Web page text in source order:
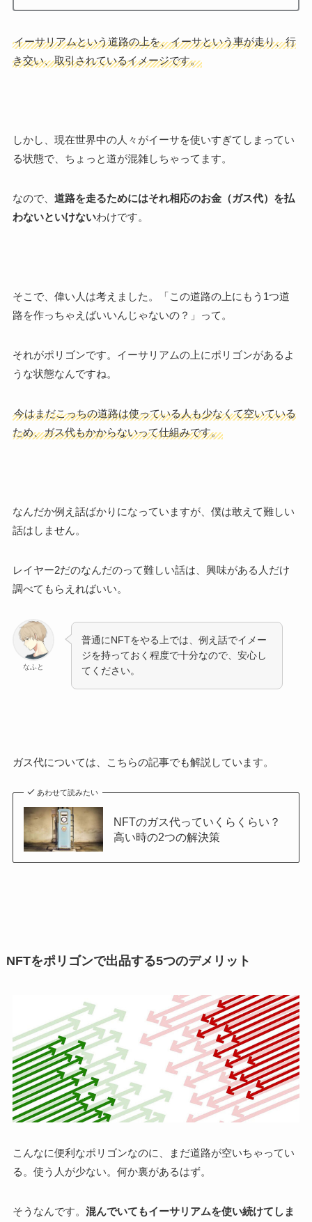
イーサリアムという道路の上を、イーサという車が走り、行
き交い、取引されているイメージです。
しかし、現在世界中の人々がイーサを使いすぎてしまってい
る状態で、ちょっと道が混雑しちゃってます。
なので、 道路を走るためにはそれ相応のお金（ガス代）を払
わないといけないわけです。
そこで、偉い人は考えました。「この道路の上にもう1つ道
路を作っちゃえばいいんじゃないの？」って。
それがポリゴンです。イーサリアムの上にポリゴンがあるよ
うな状態なんですね。
今はまだこっちの道路は使っている人も少なくて空いている
ため、ガス代もかからないって仕組みです。
なんだか例え話ばかりになっていますが、僕は敢えて難しい
話はしません。
レイヤー2だのなんだのって難しい話は、興味がある人だけ
調べてもらえればいい。
なふと
普通にNFTをやる上では、例え話でイメー
ジを持っておく程度で十分なので、安心し
てください。
ガス代については、こちらの記事でも解説しています。
あわせて読みたい
NFTのガス代っていくらくらい？
高い時の2つの解決策
NFTをポリゴンで出品する5つのデメリット
こんなに便利なポリゴンなのに、まだ道路が空いちゃってい
る。使う人が少ない。何か裏があるはず。
そうなんです。 混んでいてもイーサリアムを使い続けてしま